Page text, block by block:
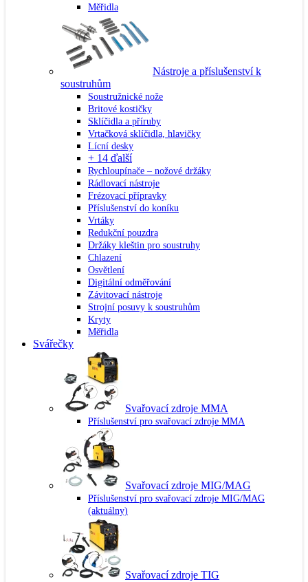
Měřidla
Nástroje a příslušenství k
soustruhům
Soustružnické nože
Britové kostičky
Sklíčidla a příruby
Vrtačková sklíčidla, hlavičky
Lícní desky
+ 14 ďalší
Rychloupínače – nožové držáky
Rádlovací nástroje
Frézovací přípravky
Příslušenství do koníku
Vrtáky
Redukční pouzdra
Držáky kleštin pro soustruhy
Chlazení
Osvětlení
Digitální odměřování
Závitovací nástroje
Strojní posuvy k soustruhům
Kryty
Měřidla
Svářečky
Svařovací zdroje MMA
Příslušenství pro svařovací zdroje MMA
Svařovací zdroje MIG/MAG
Příslušenství pro svařovací zdroje MIG/MAG
(aktuálny)
Svařovací zdroje TIG